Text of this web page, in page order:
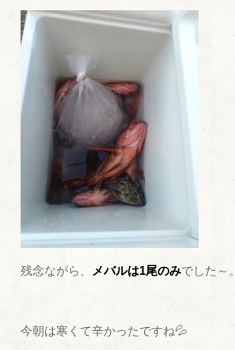
残念ながら、 メバルは1尾のみでした～。
今朝は寒くて辛かったですね💦